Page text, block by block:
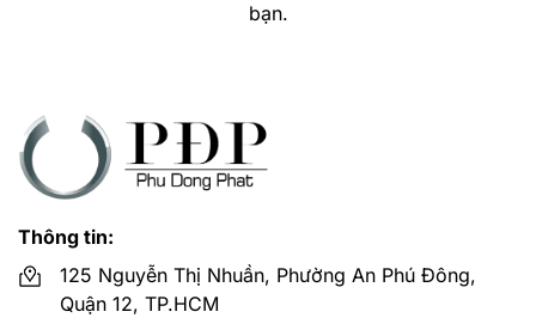
bạn.
Thông tin:
125 Nguyễn Thị Nhuần, Phường An Phú Đông,
Quận 12, TP.HCM